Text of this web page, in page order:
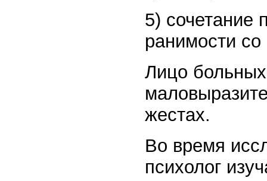
5) сочетание
ранимости
Лицо
жестах.
Во время
психолог